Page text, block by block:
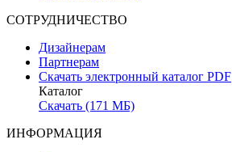
СОТРУДНИЧЕСТВО
Дизайнерам
Партнерам
Скачать электронный каталог PDF
Каталог
Скачать (171 МБ)
ИНФОРМАЦИЯ